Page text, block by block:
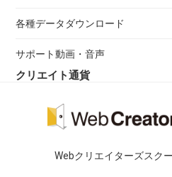
各種データダウンロード
サポート動画・音声
クリエイト通貨
Webクリエイターズスク